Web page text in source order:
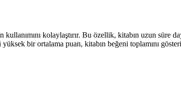
kolaylaştırır. Bu özellik, kitabın uzun süre
yüksek bir ortalama puan, kitabın beğeni toplamını